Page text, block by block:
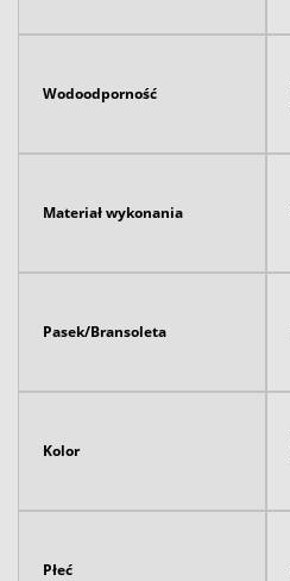
Wodoodporność
Materiał wykonania
Pasek/Bransoleta
Kolor
Płeć